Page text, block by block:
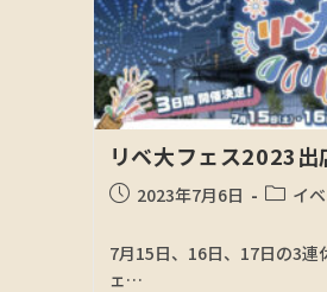
リベ大フェス2023出
2023年7月6日 イ
7月15日、16日、17日の3連
ェ…